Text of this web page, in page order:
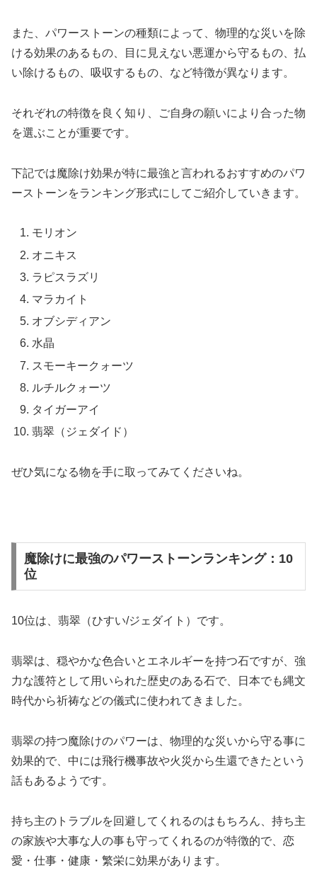
また、パワーストーンの種類によって、物理的な災いを除
ける効果のあるもの、目に見えない悪運から守るもの、払
い除けるもの、吸収するもの、など特徴が異なります。
それぞれの特徴を良く知り、ご自身の願いにより合った物
を選ぶことが重要です。
下記では魔除け効果が特に最強と言われるおすすめのパワ
ーストーンをランキング形式にしてご紹介していきます。
モリオン
オニキス
ラピスラズリ
マラカイト
オブシディアン
水晶
スモーキークォーツ
ルチルクォーツ
タイガーアイ
翡翠（ジェダイド）
ぜひ気になる物を手に取ってみてくださいね。
魔除けに最強のパワーストーンランキング：10
位
10位は、翡翠（ひすい/ジェダイト）です。
翡翠は、穏やかな色合いとエネルギーを持つ石ですが、強
力な護符として用いられた歴史のある石で、日本でも縄文
時代から祈祷などの儀式に使われてきました。
翡翠の持つ魔除けのパワーは、物理的な災いから守る事に
効果的で、中には飛行機事故や火災から生還できたという
話もあるようです。
持ち主のトラブルを回避してくれるのはもちろん、持ち主
の家族や大事な人の事も守ってくれるのが特徴的で、恋
愛・仕事・健康・繁栄に効果があります。